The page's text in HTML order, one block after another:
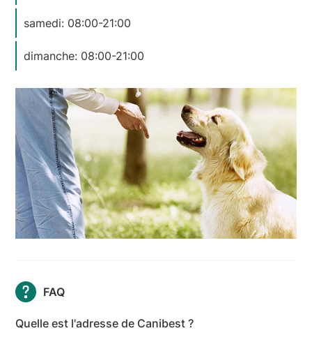
samedi: 08:00-21:00
dimanche: 08:00-21:00
FAQ
Quelle est l'adresse de Canibest ?